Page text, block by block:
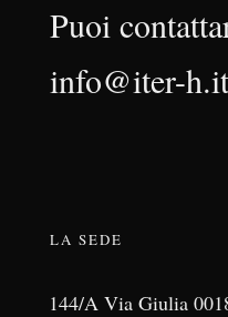
Puoi
info@iter-h.it
LA SEDE
144/A Via Giulia